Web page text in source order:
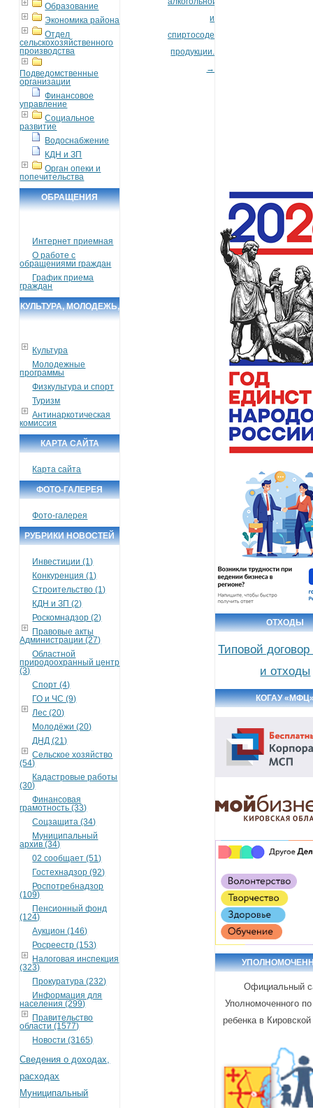
Образование
Экономика района
Отдел
сельскохозяйственного
производства
Подведомственные
организации
Финансовое
управление
Социальное
развитие
Водоснабжение
КДН и ЗП
Орган опеки и
попечительства
ОБРАЩЕНИЯ
Интернет приемная
О работе с
обращениями граждан
График приема
граждан
КУЛЬТУРА, МОЛОДЕЖЬ,
Культура
Молодежные
программы
Физкультура и спорт
Туризм
Антинаркотическая
комиссия
КАРТА САЙТА
Карта сайта
ФОТО-ГАЛЕРЕЯ
Фото-галерея
РУБРИКИ НОВОСТЕЙ
Инвестиции (1)
Конкуренция (1)
Строительство (1)
КДН и ЗП (2)
Роскомнадзор (2)
Правовые акты
Администрации (27)
Областной
природоохранный центр
(3)
Спорт (4)
ГО и ЧС (9)
Лес (20)
Молодёжи (20)
ДНД (21)
Сельское хозяйство
(54)
Кадастровые работы
(30)
Финансовая
грамотность (33)
Соцзащита (34)
Муниципальный
архив (34)
02 сообщает (51)
Гостехнадзор (92)
Роспотребнадзор
(109)
Пенсионный фонд
(124)
Аукцион (146)
Росреестр (153)
Налоговая инспекция
(323)
Прокуратура (232)
Информация для
населения (299)
Правительство
области (1577)
Новости (3165)
Сведения о доходах,
расходах
Муниципальный
и
спиртосодержащей
продукции.
→
ОТХОДЫ
Типовой
и отходы
КОГАУ
Официальный
Уполномоченного
ребенка в